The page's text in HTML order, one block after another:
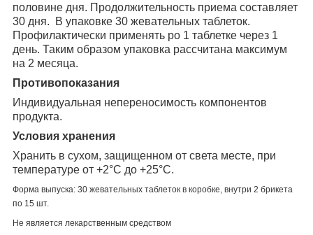
половине дня. Продолжительность приема составляет
30 дня. В упаковке 30 жевательных таблеток.
Профилактически применять ро 1 таблетке через 1
день. Таким образом упаковка рассчитана максимум
на 2 месяца.
Противопоказания
Индивидуальная непереносимость компонентов
продукта.
Условия хранения
Хранить в сухом, защищенном от света месте, при
температуре от +2°С до +25°С.
Форма выпуска: 30 жевательных таблеток в коробке, внутри 2 брикета
по 15 шт.
Не является лекарственным средством